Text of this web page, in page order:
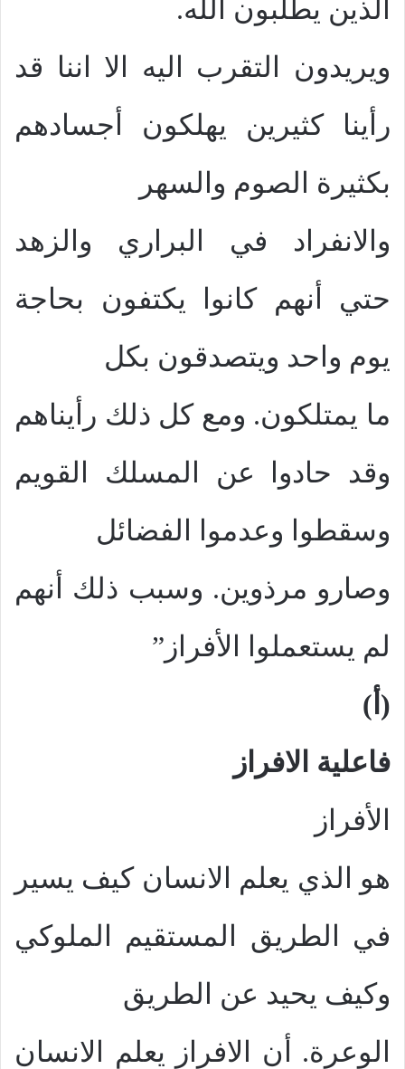
الذين يطلبون الله.
ويريدون التقرب اليه الا اننا قد
رأينا كثيرين يهلكون أجسادهم
بكثيرة الصوم والسهر
والانفراد في البراري والزهد
حتي أنهم كانوا يكتفون بحاجة
يوم واحد ويتصدقون بكل
ما يمتلكون. ومع كل ذلك رأيناهم
وقد حادوا عن المسلك القويم
وسقطوا وعدموا الفضائل
وصارو مرذوين. وسبب ذلك أنهم
لم يستعملوا الأفراز”
(أ)
فاعلية الافراز
الأفراز
هو الذي يعلم الانسان كيف يسير
في الطريق المستقيم الملوكي
وكيف يحيد عن الطريق
الوعرة. أن الافراز يعلم الانسان